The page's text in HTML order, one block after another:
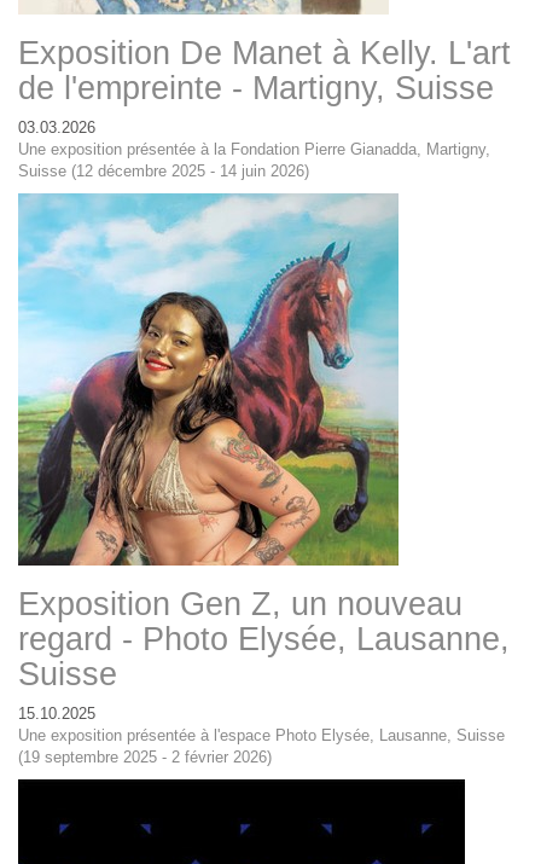
Exposition De Manet à Kelly. L'art
de l'empreinte - Martigny, Suisse
03.03.2026
Une exposition présentée à la Fondation Pierre Gianadda, Martigny,
Suisse (12 décembre 2025 - 14 juin 2026)
Exposition Gen Z, un nouveau
regard - Photo Elysée, Lausanne,
Suisse
15.10.2025
Une exposition présentée à l'espace Photo Elysée, Lausanne, Suisse
(19 septembre 2025 - 2 février 2026)